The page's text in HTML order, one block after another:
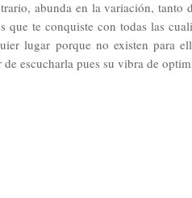
abunda en la variación, tanto
te conquiste con todas las
lugar porque no existen para
escucharla pues su vibra de